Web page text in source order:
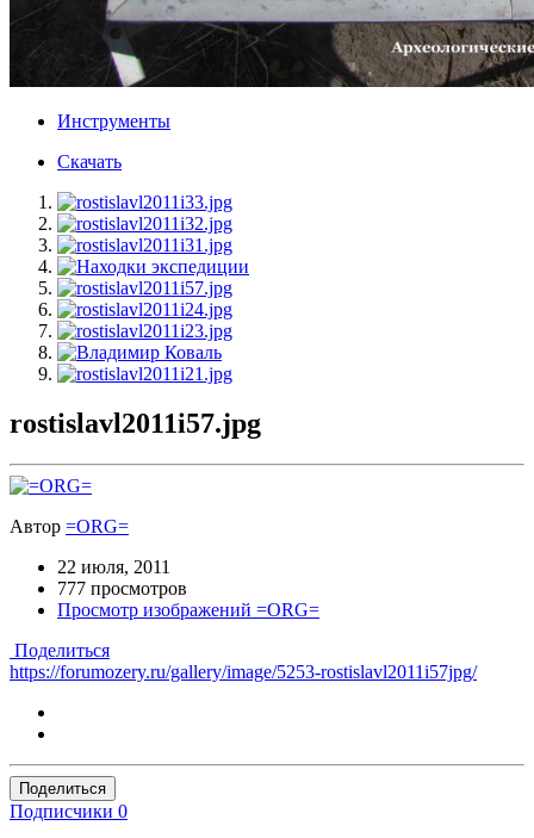
Инструменты
Скачать
rostislavl2011i57.jpg
Автор =ORG=
22 июля, 2011
777 просмотров
Просмотр изображений =ORG=
Поделиться
https://forumozery.ru/gallery/image/5253-rostislavl2011i57jpg/
Поделиться
Подписчики 0